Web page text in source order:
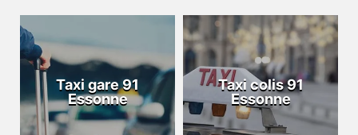
Taxi gare 91
Essonne
Taxi colis 91
Essonne